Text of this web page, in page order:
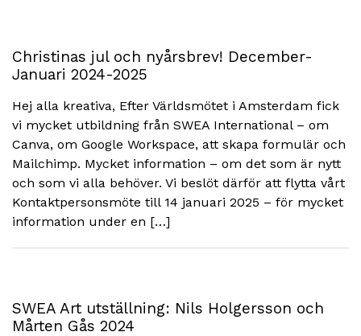
Christinas jul och nyårsbrev! December-
Januari 2024-2025
Hej alla kreativa, Efter Världsmötet i Amsterdam fick
vi mycket utbildning från SWEA International – om
Canva, om Google Workspace, att skapa formulär och
Mailchimp. Mycket information – om det som är nytt
och som vi alla behöver. Vi beslöt därför att flytta vårt
Kontaktpersonsmöte till 14 januari 2025 – för mycket
information under en […]
SWEA Art utställning: Nils Holgersson och
Mårten Gås 2024